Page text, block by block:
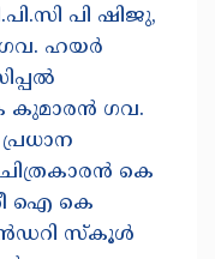
പി ഷിജു,
ഹയർ
കുമാരൻ ഗവ.
കെ
ഐ കെ
സ്കൂൾ